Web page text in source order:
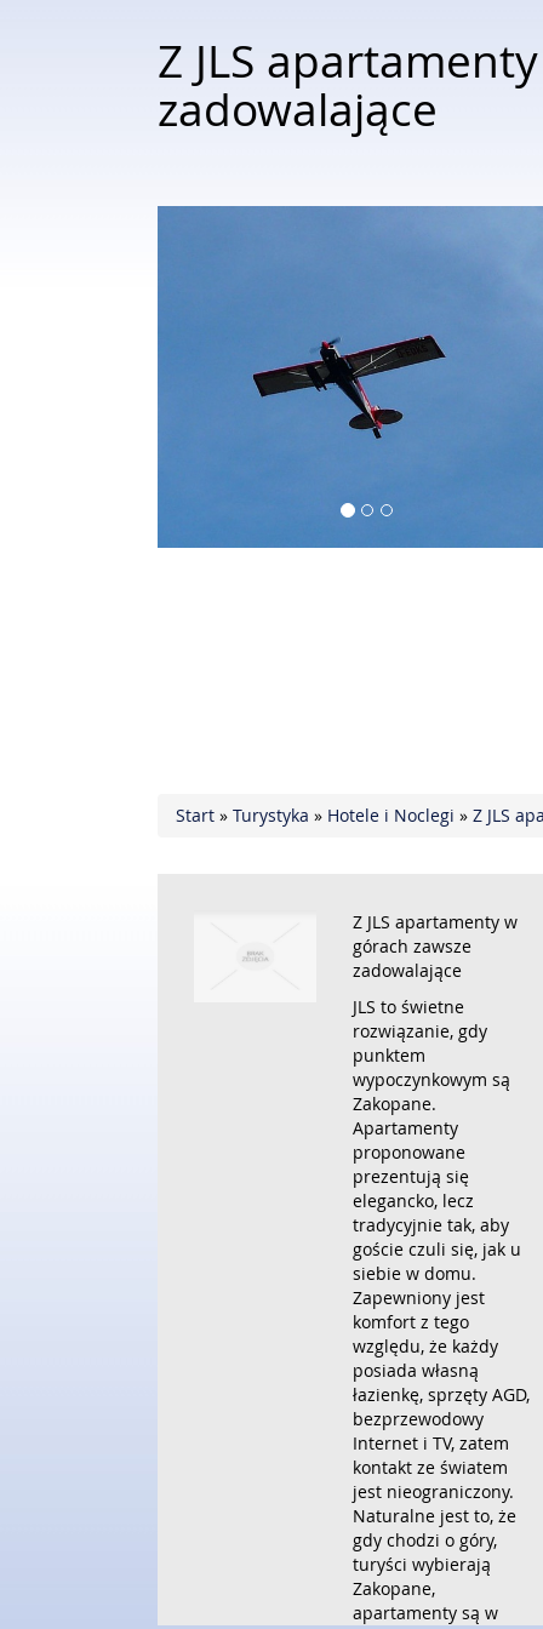
Z JLS
zadowalające
Start » Turystyka » Hotele i Noclegi » Z JLS
Z JLS apartamenty w
górach zawsze
zadowalające
JLS to świetne
rozwiązanie, gdy
punktem
wypoczynkowym są
Zakopane.
Apartamenty
proponowane
prezentują się
elegancko, lecz
tradycyjnie tak, aby
goście czuli się, jak u
siebie w domu.
Zapewniony jest
komfort z tego
względu, że każdy
posiada własną
łazienkę, sprzęty AGD,
bezprzewodowy
Internet i TV, zatem
kontakt ze światem
jest nieograniczony.
Naturalne jest to, że
gdy chodzi o góry,
turyści wybierają
Zakopane,
apartamenty są w